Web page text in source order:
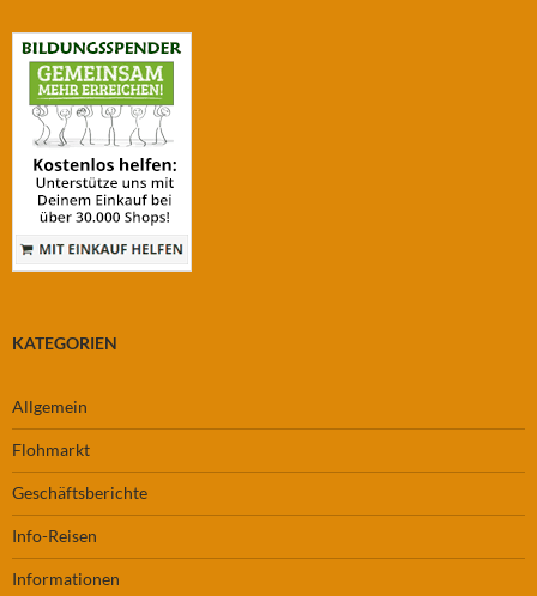
KATEGORIEN
Allgemein
Flohmarkt
Geschäftsberichte
Info-Reisen
Informationen